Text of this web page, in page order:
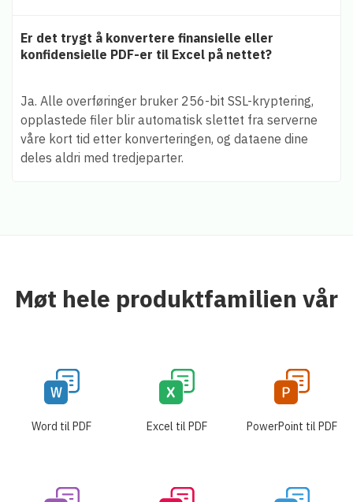
Er det trygt å konvertere finansielle eller
konfidensielle PDF-er til Excel på nettet?
Ja. Alle overføringer bruker 256-bit SSL-kryptering,
opplastede filer blir automatisk slettet fra serverne
våre kort tid etter konverteringen, og dataene dine
deles aldri med tredjeparter.
Møt hele produktfamilien vår
Word til PDF Excel til PDF PowerPoint til PDF